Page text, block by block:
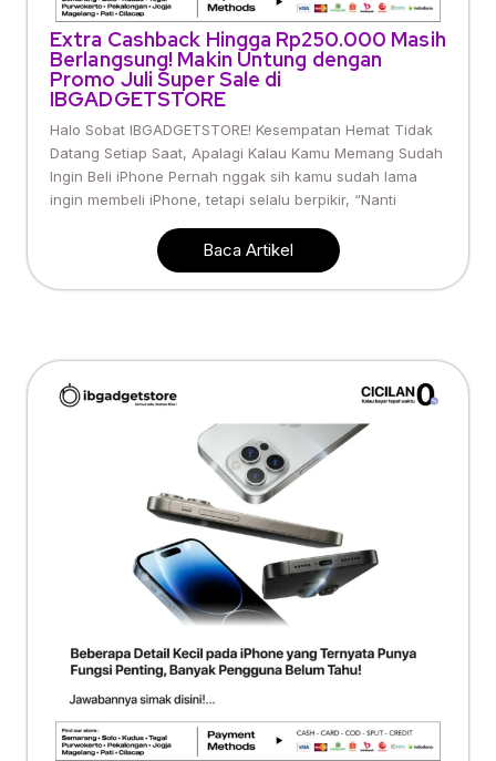
Extra Cashback Hingga Rp250.000 Masih
Berlangsung! Makin Untung dengan
Promo Juli Super Sale di
IBGADGETSTORE
Halo Sobat IBGADGETSTORE! Kesempatan Hemat Tidak
Datang Setiap Saat, Apalagi Kalau Kamu Memang Sudah
Ingin Beli iPhone Pernah nggak sih kamu sudah lama
ingin membeli iPhone, tetapi selalu berpikir, “Nanti
Baca Artikel